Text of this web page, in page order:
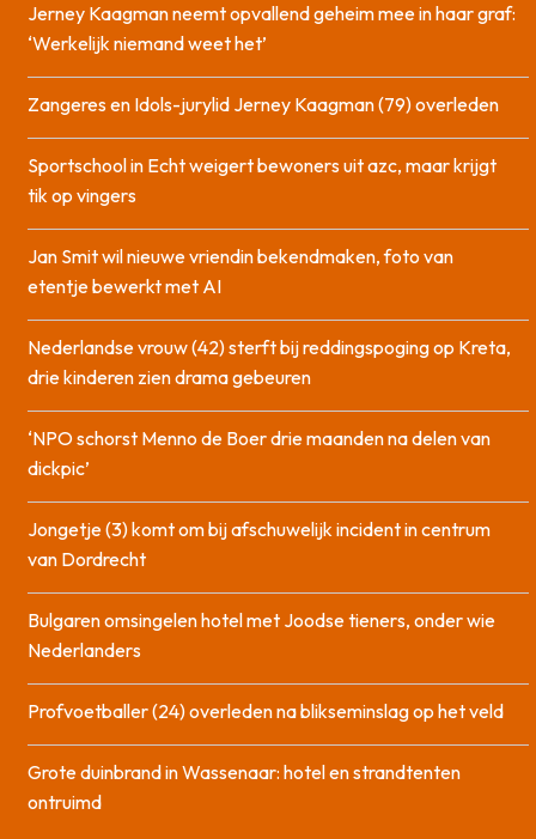
Jerney Kaagman neemt opvallend geheim mee in haar graf:
‘Werkelijk niemand weet het’
Zangeres en Idols-jurylid Jerney Kaagman (79) overleden
Sportschool in Echt weigert bewoners uit azc, maar krijgt
tik op vingers
Jan Smit wil nieuwe vriendin bekendmaken, foto van
etentje bewerkt met AI
Nederlandse vrouw (42) sterft bij reddingspoging op Kreta,
drie kinderen zien drama gebeuren
‘NPO schorst Menno de Boer drie maanden na delen van
dickpic’
Jongetje (3) komt om bij afschuwelijk incident in centrum
van Dordrecht
Bulgaren omsingelen hotel met Joodse tieners, onder wie
Nederlanders
Profvoetballer (24) overleden na blikseminslag op het veld
Grote duinbrand in Wassenaar: hotel en strandtenten
ontruimd